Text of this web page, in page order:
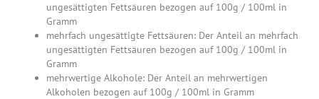
ungesättigten Fettsäuren bezogen auf 100g / 100ml in
Gramm
mehrfach ungesättigte Fettsäuren: Der Anteil an mehrfach
ungesättigten Fettsäuren bezogen auf 100g / 100ml in
Gramm
mehrwertige Alkohole: Der Anteil an mehrwertigen
Alkoholen bezogen auf 100g / 100ml in Gramm